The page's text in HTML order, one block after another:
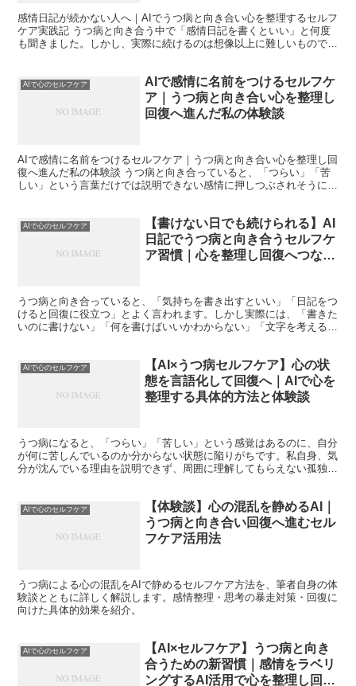
感情日記が続かない人へ｜AIでうつ病と向き合い心を整理するセルフ
ケア実践記 うつ病と向き合う中で「感情日記を書くといい」と何度
も聞きました。しかし、実際に続けるのは想像以上に難しいもので
AIで心のセルフケア
AIで感情に名前をつけるセルフケ
ア｜うつ病と向き合い心を整理し
回復へ進んだ私の体験談
AIで感情に名前をつけるセルフケア｜うつ病と向き合い心を整理し回
復へ進んだ私の体験談 うつ病と向き合っていると、「つらい」「苦
しい」という言葉だけでは説明できない感情に押しつぶされそうにな
AIで心のセルフケア
【書けない日でも続けられる】AI
日記でうつ病と向き合うセルフケ
ア習慣｜心を整理し回復へつなげ
うつ病と向き合っていると、「気持ちを書き出すといい」「日記をつ
けると回復に役立つ」とよく言われます。しかし実際には、「書きた
いのに書けない」「何を書けばいいかわからない」「文字を考えるだ
AIで心のセルフケア
【AI×うつ病セルフケア】心の状
態を言語化して回復へ｜AIで心を
整理する具体的方法と体験談
うつ病になると、「つらい」「苦しい」という感覚はあるのに、自分
が何に苦しんでいるのか分からない状態に陥りがちです。私自身、気
分が沈んでいる理由を説明できず、周囲に理解してもらえない孤独感
AIで心のセルフケア
【体験談】心の混乱を静めるAI｜
うつ病と向き合い回復へ進むセル
フケア活用法
うつ病による心の混乱をAIで静めるセルフケア方法を、筆者自身の体
験談とともに詳しく解説します。感情整理・思考の暴走対策・回復に
向けた具体的効果を紹介。
AIで心のセルフケア
【AI×セルフケア】うつ病と向き
合うための新習慣｜感情をラベリ
ングするAI活用で心を整理し回復